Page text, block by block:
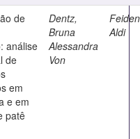
de
análise
de
em
e em
patê
Dentz,
Bruna
Alessandra
Von
Aldi